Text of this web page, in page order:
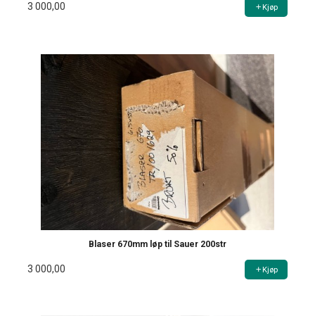
3 000,00 Kjøp
Blaser 670mm løp til Sauer 200str
3 000,00 Kjøp